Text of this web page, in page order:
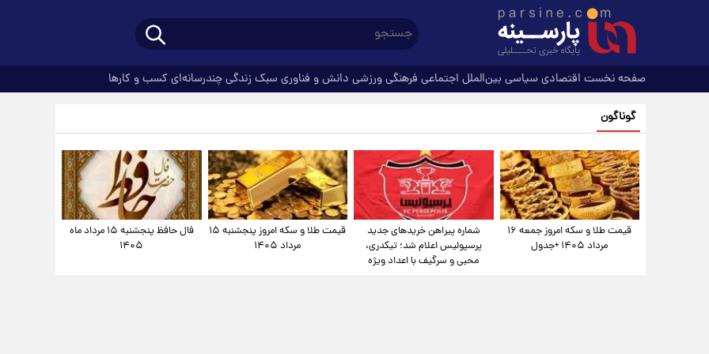
صفحه نخست اقتصادی سیاسی بین‌الملل اجتماعی فرهنگیورزشی دانش و فناوری سبک زندگیچندرسانه‌ای کسب و کارها
گوناگون
قیمت طلا و سکه امروز جمعه ۱۶
مرداد ۱۴۰۵ +جدول
شماره پیراهن خریدهای جدید
پرسپولیس اعلام شد؛ تیکدری،
محبی و سرگیف با اعداد ویژه
قیمت طلا و سکه امروز پنجشنبه ۱۵
مرداد ۱۴۰۵
فال حافظ پنجشنبه ۱۵ مرداد ماه
۱۴۰۵